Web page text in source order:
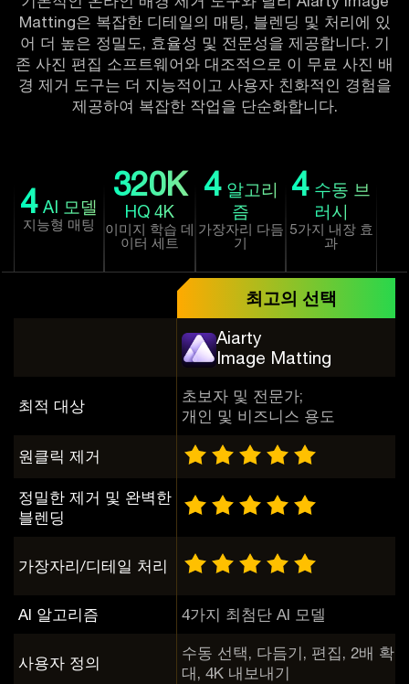
Matting은 복잡한 디테일의 매팅, 블렌딩 및 처리에 있
어 더 높은 정밀도, 효율성 및 전문성을 제공합니다. 기
존 사진 편집 소프트웨어와 대조적으로 이 무료 사진 배
경 제거 도구는 더 지능적이고 사용자 친화적인 경험을
제공하여 복잡한 작업을 단순화합니다.
4 AI 모델
지능형 매팅
320K
HQ 4K
이미지 학습 데
이터 세트
4 알고리
즘
가장자리 다듬
기
4 수동 브
러시
5가지 내장 효
과
Aiarty
Image Matting
최고의 선택
최적 대상
초보자 및 전문가;
개인 및 비즈니스 용도
원클릭 제거
정밀한 제거 및 완벽한
블렌딩
가장자리/디테일 처리
AI 알고리즘 4가지 최첨단 AI 모델
사용자 정의
수동 선택, 다듬기, 편집, 2배 확
대, 4K 내보내기